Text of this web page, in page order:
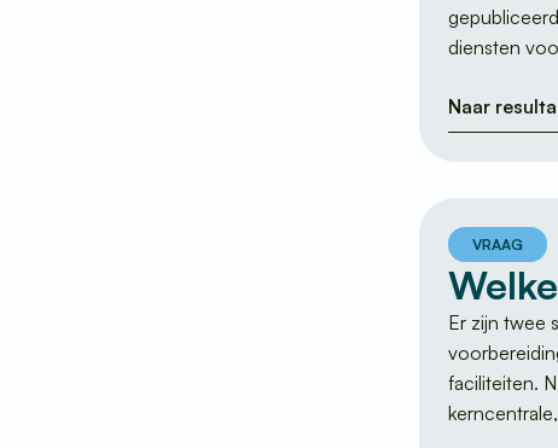
diensten
Naar
VRAAG
Er zijn twee
faciliteiten.